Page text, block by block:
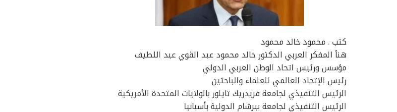
كتب . محمود خالد محمود
هنأ المفكر العربي الدكتور خالد محمود عبد القوي عبد اللطيف
مؤسس ورئيس اتحاد الوطن العربي الدولي
رئيس الإتحاد العالمي للعلماء والباحثين
الرئيس التنفيذي لجامعة فريدريك تايلور بالولايات المتحدة الأمريكية
الرئيس التنفيذي لجامعة بيرشام الدولية بأسبانيا